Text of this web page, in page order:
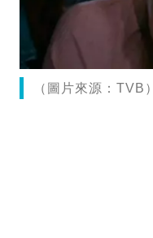
（圖片來源：TVB）